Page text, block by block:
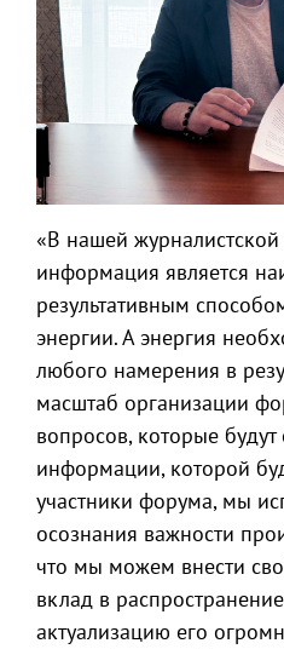
«В нашей
информация является
результативным
энергии. А энергия
любого намерения в
масштаб организации
вопросов, которые
информации, которой
участники форума, мы
осознания важности
что мы можем внести
вклад в
актуализацию его